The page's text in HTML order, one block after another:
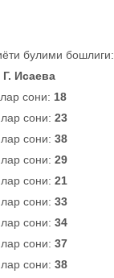
булими бошлиги:
Г. Исаева
сони: 18
сони: 23
сони: 38
сони: 29
сони: 21
сони: 33
сони: 34
сони: 37
сони: 38